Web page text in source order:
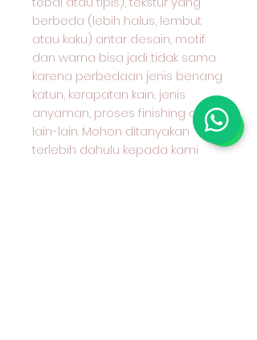
berbeda (lebih halus, lembut
atau kaku) antar desain, motif
dan warna bisa jadi tidak sama
karena perbedaan jenis benang
katun, kerapatan kain, jenis
anyaman, proses finishing dan
lain-lain. Mohon ditanyakan
terlebih dahulu kepada kami